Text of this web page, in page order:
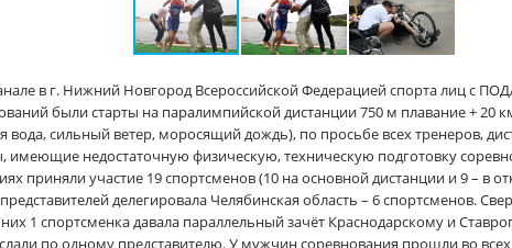
в г. Нижний Новгород Всероссийской Федерацией спорта лиц с
были старты на паралимпийской дистанции 750 м плавание + 20
вода, сильный ветер, моросящий дождь), по просьбе всех тренеров,
имеющие недостаточную физическую, техническую подготовку
приняли участие 19 спортсменов (10 на основной дистанции и 9 – в
делегировала Челябинская область – 6 спортсменов.
1 спортсменка давала параллельный зачёт Краснодарскому и
по одному представителю. У мужчин соревнования прошли во